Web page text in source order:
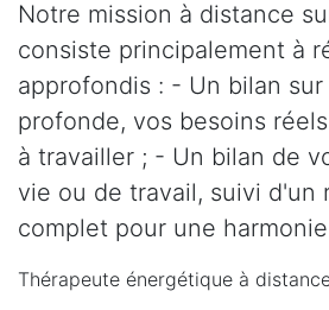
Notre mission à distance
consiste principalement à
approfondis : - Un bilan
profonde, vos besoins
à travailler ; - Un bilan de
vie ou de travail, suivi d'un
complet pour une
Thérapeute énergétique à